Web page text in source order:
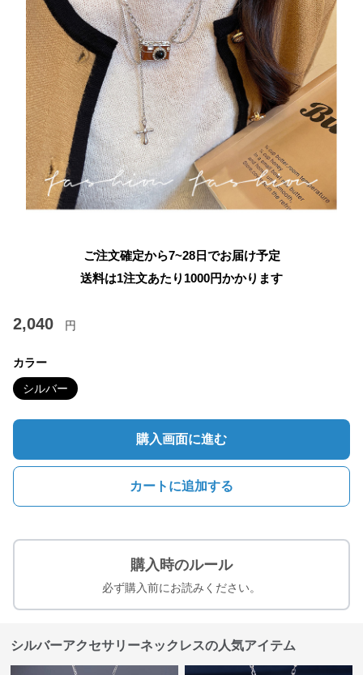
ご注文確定から7~28日でお届け予定
送料は1注文あたり 1000円かかります
2,040 円
カラー
シルバー
購入画面に進む
カートに追加する
購入時のルール
必ず購入前にお読みください。
シルバーアクセサリーネックレスの人気アイテム